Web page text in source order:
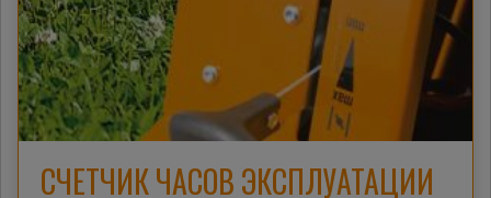
СЧЕТЧИК ЧАСОВ ЭКСПЛУАТАЦИИ